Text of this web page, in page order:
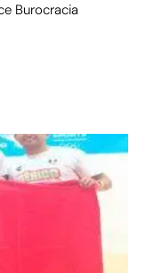
Burocracia